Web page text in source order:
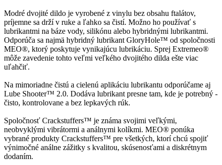
Modré dvojité dildo je vyrobené z vinylu bez obsahu ftalátov,
príjemne sa drží v ruke a ľahko sa čistí. Možno ho používať s
lubrikantmi na báze vody, silikónu alebo hybridnými lubrikantmi.
Odporúča sa najmä hybridný lubrikant GloryHole™ od spoločnosti
MEO®, ktorý poskytuje vynikajúcu lubrikáciu. Sprej Extremeo®
môže zavedenie tohto veľmi veľkého dvojitého dilda ešte viac
uľahčiť.
Na mimoriadne čistú a cielenú aplikáciu lubrikantu odporúčame aj
Lube Shooter™ 2.0. Dodáva lubrikant presne tam, kde je potrebný -
čisto, kontrolovane a bez lepkavých rúk.
Spoločnosť Crackstuffers™ je známa svojimi veľkými,
neobvyklými vibrátormi a análnymi kolíkmi. MEO® ponúka
vybrané produkty Crackstuffers™ pre všetkých, ktorí chcú spojiť
výnimočné análne zážitky s kvalitou, skúsenosťami a diskrétnym
dodaním.